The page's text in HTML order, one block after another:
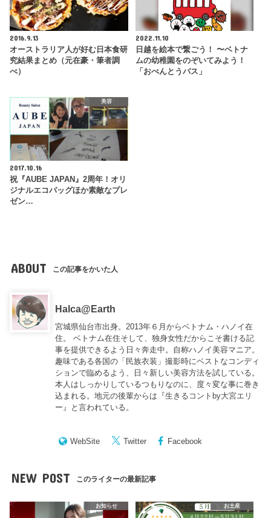
2016.9.13
オーストラリア人が好む日本食研
究結果まとめ（元在豪・筆者調
べ）
2022.11.10
日越を絵本で繋ごう！ 〜ベトナ
ムの幼稚園をのぞいてみよう！
「おべんとうバス」
美容
2017.10.16
祝『AUBE JAPAN』2周年！オリ
ジナルエコバッグほか素敵なプレ
ゼン…
ABOUT この記事をかいた人
Halca@Earth
宮城県仙台市出身。2013年６月からベトナム・ハノイ在
住。 ベトナム在住そして、独身女性だからこそ書ける記
事を提供できるよう日々奔走中。自称ハノイ美容マニア。
趣味である各国の「民族衣装」撮影時にベストなコンディ
ションで臨めるよう、日々新しい美容方法を試している。
本人はしっかりしているつもりなのに、度々変な事に巻き
込まれる。地元の後輩からは『生きるコントby大宮エリ
ー 』と言われている。
WebSite Twitter Facebook
NEW POST このライターの最新記事
お知らせ お土産